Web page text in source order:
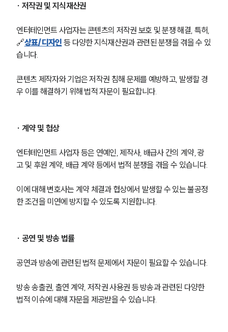
∙ 저작권 및 지식재산권
엔터테인먼트 사업자는 콘텐츠의 저작권 보호 및 분쟁 해결, 특허,
🔗상표/디자인 등 다양한 지식재산권과 관련된 분쟁을 겪을 수 있
습니다.
콘텐츠 제작자와 기업은 저작권 침해 문제를 예방하고, 발생할 경
우 이를 해결하기 위해 법적 자문이 필요합니다.
∙ 계약 및 협상
엔터테인먼트 사업자 등은 연예인, 제작사, 배급사 간의 계약, 광
고 및 후원 계약, 배급 계약 등에서 법적 분쟁을 겪을 수 있습니다.
이에 대해 변호사는 계약 체결과 협상에서 발생할 수 있는 불공정
한 조건을 미연에 방지할 수 있도록 지원합니다.
∙ 공연 및 방송 법률
공연과 방송에 관련된 법적 문제에서 자문이 필요할 수 있습니다.
방송 송출권, 출연 계약, 저작권 사용권 등 방송과 관련된 다양한
법적 이슈에 대해 자문을 제공받을 수 있습니다.